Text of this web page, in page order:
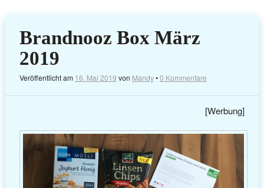
Brandnooz Box März
2019
Veröffentlicht am 16. Mai 2019 von Mandy•0 Kommentare
[Werbung]